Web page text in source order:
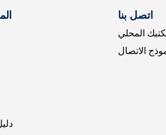
اتصل بنا
المحلي
الاتصال